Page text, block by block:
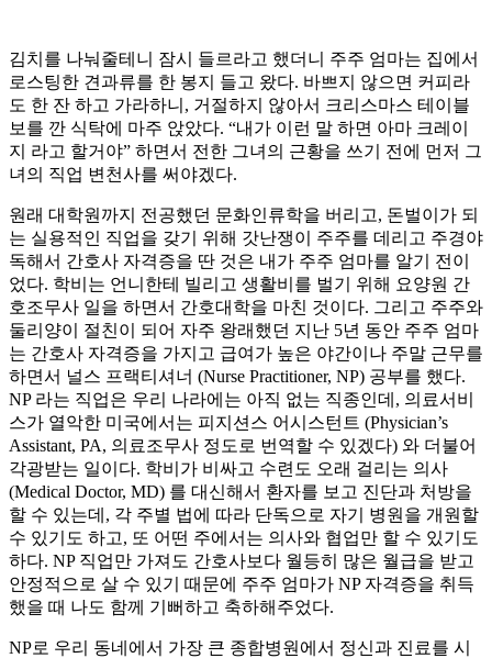
김치를 나눠줄테니 잠시 들르라고 했더니 주주 엄마는 집에서
로스팅한 견과류를 한 봉지 들고 왔다. 바쁘지 않으면 커피라
도 한 잔 하고 가라하니, 거절하지 않아서 크리스마스 테이블
보를 깐 식탁에 마주 앉았다. “내가 이런 말 하면 아마 크레이
지 라고 할거야” 하면서 전한 그녀의 근황을 쓰기 전에 먼저 그
녀의 직업 변천사를 써야겠다.
원래 대학원까지 전공했던 문화인류학을 버리고, 돈벌이가 되
는 실용적인 직업을 갖기 위해 갓난쟁이 주주를 데리고 주경야
독해서 간호사 자격증을 딴 것은 내가 주주 엄마를 알기 전이
었다. 학비는 언니한테 빌리고 생활비를 벌기 위해 요양원 간
호조무사 일을 하면서 간호대학을 마친 것이다. 그리고 주주와
둘리양이 절친이 되어 자주 왕래했던 지난 5년 동안 주주 엄마
는 간호사 자격증을 가지고 급여가 높은 야간이나 주말 근무를
하면서 널스 프랙티셔너 (Nurse Practitioner, NP) 공부를 했다.
NP 라는 직업은 우리 나라에는 아직 없는 직종인데, 의료서비
스가 열악한 미국에서는 피지션스 어시스턴트 (Physician’s
Assistant, PA, 의료조무사 정도로 번역할 수 있겠다) 와 더불어
각광받는 일이다. 학비가 비싸고 수련도 오래 걸리는 의사
(Medical Doctor, MD) 를 대신해서 환자를 보고 진단과 처방을
할 수 있는데, 각 주별 법에 따라 단독으로 자기 병원을 개원할
수 있기도 하고, 또 어떤 주에서는 의사와 협업만 할 수 있기도
하다. NP 직업만 가져도 간호사보다 월등히 많은 월급을 받고
안정적으로 살 수 있기 때문에 주주 엄마가 NP 자격증을 취득
했을 때 나도 함께 기뻐하고 축하해주었다.
NP로 우리 동네에서 가장 큰 종합병원에서 정신과 진료를 시